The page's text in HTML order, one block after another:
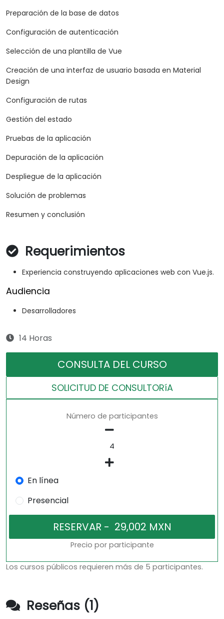
Preparación de la base de datos
Configuración de autenticación
Selección de una plantilla de Vue
Creación de una interfaz de usuario basada en Material
Design
Configuración de rutas
Gestión del estado
Pruebas de la aplicación
Depuración de la aplicación
Despliegue de la aplicación
Solución de problemas
Resumen y conclusión
Requerimientos
Experiencia construyendo aplicaciones web con Vue.js.
Audiencia
Desarrolladores
14 Horas
CONSULTA DEL CURSO
SOLICITUD DE CONSULTORíA
Número de participantes
En línea
Presencial
Precio por participante
Los cursos públicos requieren más de 5 participantes.
Reseñas (1)